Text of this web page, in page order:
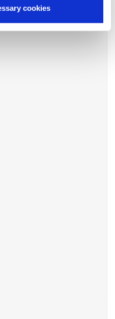
cookies